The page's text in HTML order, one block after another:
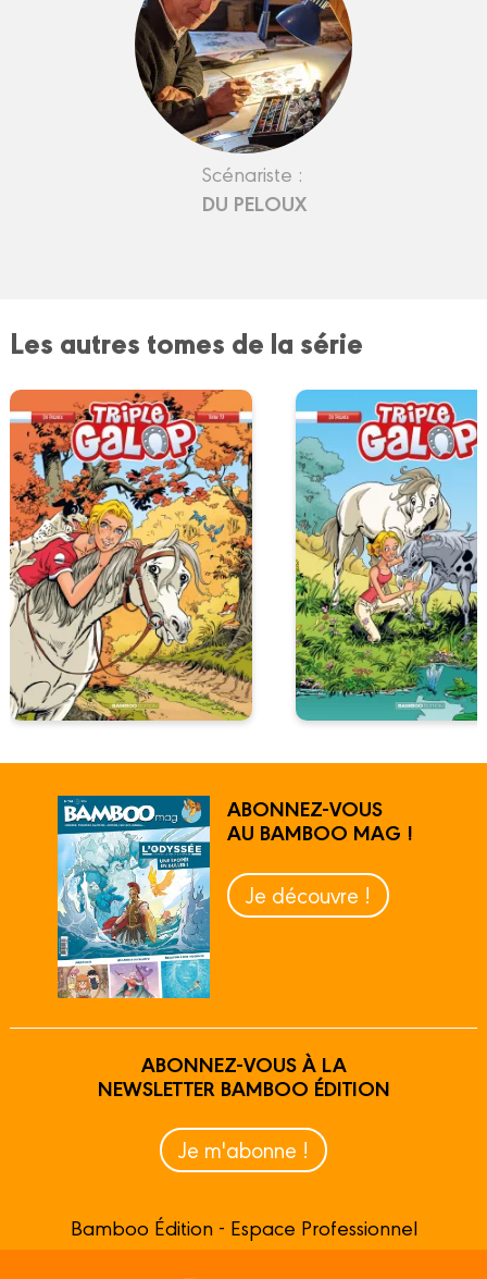
Scénariste :
DU PELOUX
Les autres tomes de la série
ABONNEZ-VOUS
AU BAMBOO MAG !
Je découvre !
ABONNEZ-VOUS À LA
NEWSLETTER BAMBOO ÉDITION
Je m'abonne !
Bamboo Édition - Espace Professionnel